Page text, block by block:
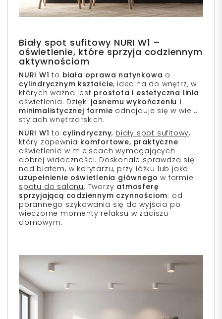
Biały spot sufitowy NURI W1 –
oświetlenie, które sprzyja codziennym
aktywnościom
NURI W1 to biała oprawa natynkowa o
cylindrycznym kształcie, idealna do wnętrz, w
których ważna jest prostota i estetyczna linia
oświetlenia. Dzięki jasnemu wykończeniu i
minimalistycznej formie odnajduje się w wielu
stylach wnętrzarskich.
NURI W1 to cylindryczny, biały spot sufitowy,
który zapewnia komfortowe, praktyczne
oświetlenie w miejscach wymagających
dobrej widoczności. Doskonale sprawdza się
nad blatem, w korytarzu, przy łóżku lub jako
uzupełnienie oświetlenia głównego w formie
spotu do salonu. Tworzy atmosferę
sprzyjającą codziennym czynnościom: od
porannego szykowania się do wyjścia po
wieczorne momenty relaksu w zaciszu
domowym.